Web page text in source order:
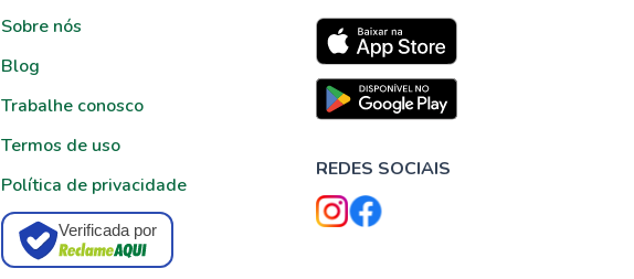
Sobre nós
Blog
Trabalhe conosco
Termos de uso
Política de privacidade
Verificada por
REDES SOCIAIS